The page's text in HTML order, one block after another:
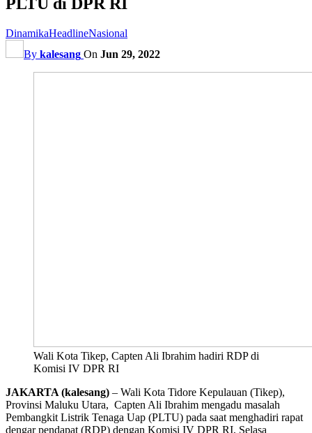
DinamikaHeadlineNasional
By kalesang On Jun 29, 2022
Wali Kota Tikep, Capten Ali Ibrahim hadiri RDP di
Komisi IV DPR RI
JAKARTA (kalesang) – Wali Kota Tidore Kepulauan (Tikep),
Provinsi Maluku Utara, Capten Ali Ibrahim mengadu masalah
Pembangkit Listrik Tenaga Uap (PLTU) pada saat menghadiri rapat
dengar pendapat (RDP) dengan Komisi IV DPR RI, Selasa